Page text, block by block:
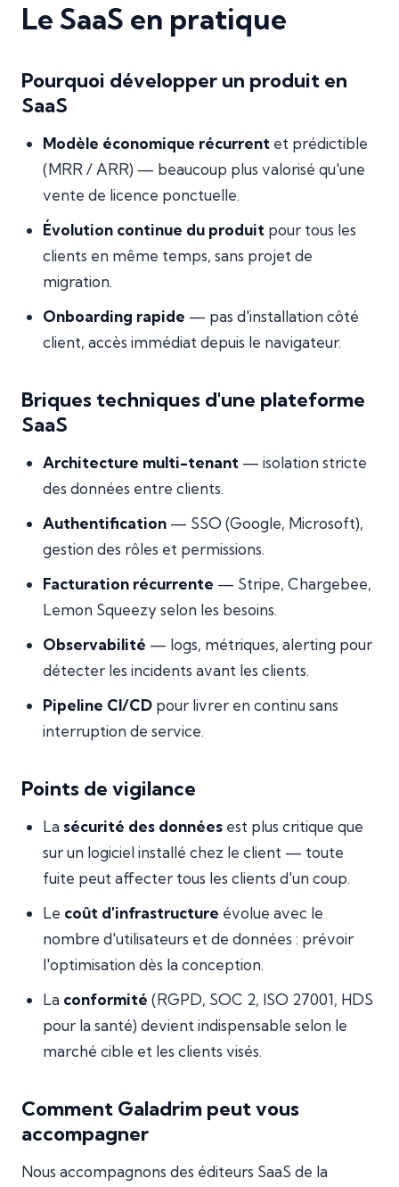
Le SaaS en pratique
Pourquoi développer un produit en
SaaS
Modèle économique récurrent et prédictible
(MRR / ARR) — beaucoup plus valorisé qu'une
vente de licence ponctuelle.
Évolution continue du produit pour tous les
clients en même temps, sans projet de
migration.
Onboarding rapide — pas d'installation côté
client, accès immédiat depuis le navigateur.
Briques techniques d'une plateforme
SaaS
Architecture multi-tenant — isolation stricte
des données entre clients.
Authentification — SSO (Google, Microsoft),
gestion des rôles et permissions.
Facturation récurrente — Stripe, Chargebee,
Lemon Squeezy selon les besoins.
Observabilité — logs, métriques, alerting pour
détecter les incidents avant les clients.
Pipeline CI/CD pour livrer en continu sans
interruption de service.
Points de vigilance
La sécurité des données est plus critique que
sur un logiciel installé chez le client — toute
fuite peut affecter tous les clients d'un coup.
Le coût d'infrastructure évolue avec le
nombre d'utilisateurs et de données : prévoir
l'optimisation dès la conception.
La conformité (RGPD, SOC 2, ISO 27001, HDS
pour la santé) devient indispensable selon le
marché cible et les clients visés.
Comment Galadrim peut vous
accompagner
Nous accompagnons des éditeurs SaaS de la